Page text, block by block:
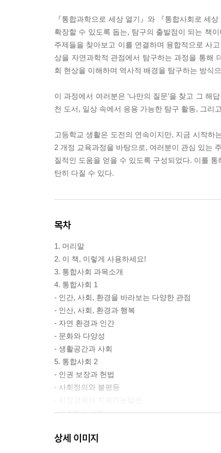
『통합과학으로 세상 열기』와 『통합사회로 세
확장할 수 있도록 돕는, 탐구의 출발점이 되는 책
주제들을 찾아보고 이를 연결하며 융합적으로 사
상을 자연과학적 관점에서 탐구하는 과정을 통해
회 현상을 이해하며 역사적 배경을 탐구하는 방식
이 과정에서 여러분은 ‘나만의 질문’을 찾고 그
천 도서, 일상 속에서 응용 가능한 탐구 활동, 그리
고등학교 생활은 도전의 연속이지만, 지금 시작하
2 개정 교육과정을 바탕으로, 여러분이 관심 있는
질적인 도움을 얻을 수 있도록 구성되었다. 이를
탄히 다질 수 있다.
목차
1. 머리말
2. 이 책, 이렇게 사용하세요!
3. 통합사회 과목소개
4. 통합사회 1
- 인간, 사회, 환경을 바라보는 다양한 관점
- 인산, 사회, 환경과 행복
- 자연 환경과 인간
- 문화와 다양성
- 생활공간과 사회
5. 통합사회 2
- 인권 보장과 헌법
- 사회정의와 불평등
- 세계화와 평화
상세 이미지